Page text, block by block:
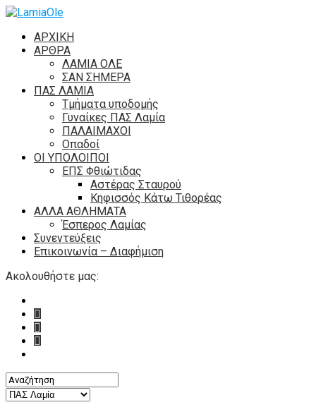
ΑΡΧΙΚΗ
ΑΡΘΡΑ
ΛΑΜΙΑ ΟΛΕ
ΣΑΝ ΣΗΜΕΡΑ
ΠΑΣ ΛΑΜΙΑ
Τμήματα υποδομής
Γυναίκες ΠΑΣ Λαμία
ΠΑΛΑΙΜΑΧΟΙ
Οπαδοί
ΟΙ ΥΠΟΛΟΙΠΟΙ
ΕΠΣ Φθιώτιδας
Αστέρας Σταυρού
Κηφισσός Κάτω Τιθορέας
ΑΛΛΑ ΑΘΛΗΜΑΤΑ
Έσπερος Λαμίας
Συνεντεύξεις
Επικοινωνία – Διαφήμιση
Ακολουθήστε μας: